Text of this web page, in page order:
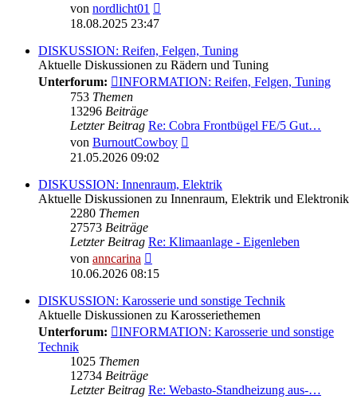
von nordlicht01
18.08.2025 23:47
DISKUSSION: Reifen, Felgen, Tuning
Aktuelle Diskussionen zu Rädern und Tuning
Unterforum:
INFORMATION: Reifen, Felgen, Tuning
753 Themen
13296 Beiträge
Letzter Beitrag Re: Cobra Frontbügel FE/5 Gut…
von BurnoutCowboy
21.05.2026 09:02
DISKUSSION: Innenraum, Elektrik
Aktuelle Diskussionen zu Innenraum, Elektrik und Elektronik
2280 Themen
27573 Beiträge
Letzter Beitrag Re: Klimaanlage - Eigenleben
von anncarina
Beitrag
10.06.2026 08:15
DISKUSSION: Karosserie und sonstige Technik
Aktuelle Diskussionen zu Karosseriethemen
Unterforum:
INFORMATION: Karosserie und sonstige
Technik
1025 Themen
12734 Beiträge
Letzter Beitrag Re: Webasto-Standheizung aus-…